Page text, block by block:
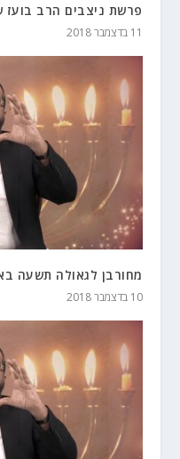
פרשת ניצבים הרב בועז
11 בדצמבר 2018
מחורבן לגאולה תשעה
10 בדצמבר 2018